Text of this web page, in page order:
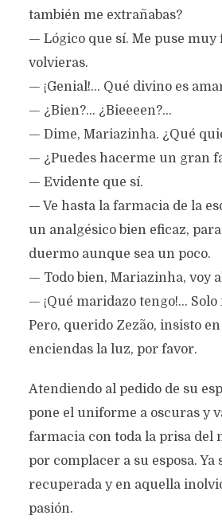
también me extrañabas?
— Lógico que sí. Me puse muy
volvieras.
— ¡Genial!... Qué divino es
— ¿Bien?... ¿Bieeeen?...
— Dime, Mariazinha. ¿Qué
— ¿Puedes hacerme un gran
— Evidente que sí.
— Ve hasta la farmacia de la
un analgésico bien eficaz,
duermo aunque sea un poco.
— Todo bien, Mariazinha, voy
— ¡Qué maridazo tengo!...
Pero, querido Zezão, insisto
enciendas la luz, por favor.
Atendiendo al pedido de su
pone el uniforme a oscuras y
farmacia con toda la prisa del
por complacer a su esposa. Ya
recuperada y en aquella
pasión.